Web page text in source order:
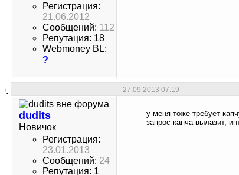
Регистрация:
21.06.2012
Сообщений: 112
Репутация: 18
Webmoney BL:
?
27.09.2013 07:19
dudits
Новичок
Регистрация:
23.01.2013
Сообщений: 24
Репутация: 1
у меня тоже требует
запрос капча вылазит,